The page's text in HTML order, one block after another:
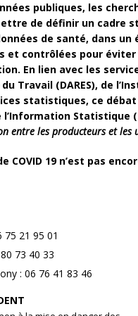
publiques, les
de définir un cadre
de santé, dans
et contrôlées pour
En lien avec les
du Travail (DARES), de
statistiques, ce
l’Information Statistique (
entre les producteurs et
COVID 19 n’est pas
75 21 95 01
73 40 33
: 06 76 41 83 46